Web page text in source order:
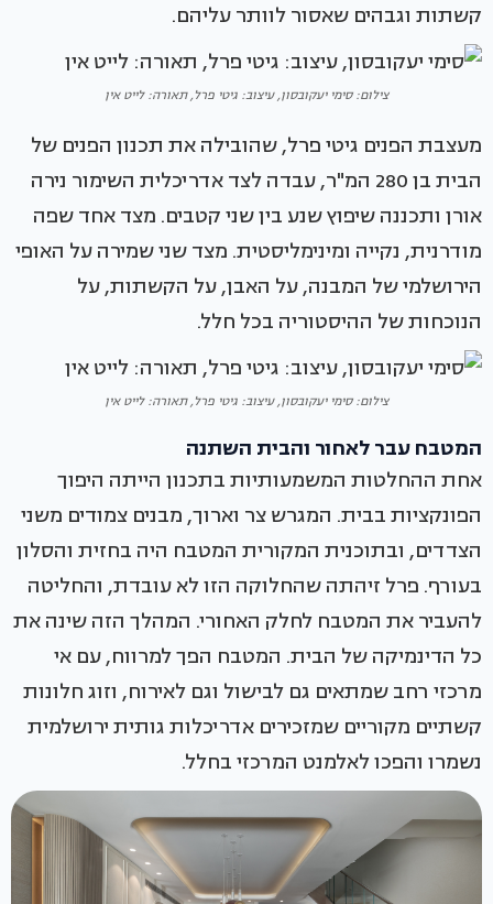
קשתות וגבהים שאסור לוותר עליהם.
צילום: סימי יעקובסון, עיצוב: גיטי פרל, תאורה: לייט אין
מעצבת הפנים גיטי פרל, שהובילה את תכנון הפנים של
הבית בן 280 המ"ר, עבדה לצד אדריכלית השימור נירה
אורן ותכננה שיפוץ שנע בין שני קטבים. מצד אחד שפה
מודרנית, נקייה ומינימליסטית. מצד שני שמירה על האופי
הירושלמי של המבנה, על האבן, על הקשתות, על
הנוכחות של ההיסטוריה בכל חלל.
צילום: סימי יעקובסון, עיצוב: גיטי פרל, תאורה: לייט אין
המטבח עבר לאחור והבית השתנה
אחת ההחלטות המשמעותיות בתכנון הייתה היפוך
הפונקציות בבית. המגרש צר וארוך, מבנים צמודים משני
הצדדים, ובתוכנית המקורית המטבח היה בחזית והסלון
בעורף. פרל זיהתה שהחלוקה הזו לא עובדת, והחליטה
להעביר את המטבח לחלק האחורי. המהלך הזה שינה את
כל הדינמיקה של הבית. המטבח הפך למרווח, עם אי
מרכזי רחב שמתאים גם לבישול וגם לאירוח, וזוג חלונות
קשתיים מקוריים שמזכירים אדריכלות גותית ירושלמית
נשמרו והפכו לאלמנט המרכזי בחלל.